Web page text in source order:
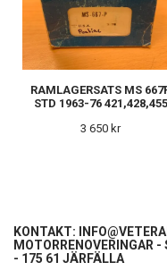
RAMLAGERSATS MS
STD 1963-76 421,428,455
3 650 kr
KONTAKT:
MOTORRENOVERINGAR
- 175 61 JÄRFÄLLA